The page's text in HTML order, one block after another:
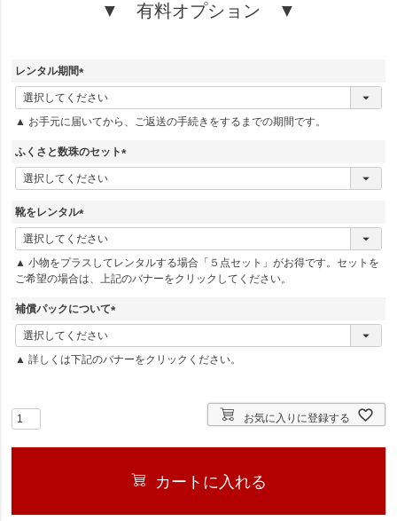
▼ 有料オプション ▼
レンタル期間
(
必
須
▲ お手元に届いてから、ご返送の手続きをするまでの期間です。
ふくさと数珠のセット
(
必
靴をレンタル
(
必
須
)
▲ 小物をプラスしてレンタルする場合「５点セット」がお得です。セットを
ご希望の場合は、上記のバナーをクリックしてください。
補償パックについて
(
必
須
▲ 詳しくは下記のバナーをクリックください。
お気に入りに登録する
カートに入れる